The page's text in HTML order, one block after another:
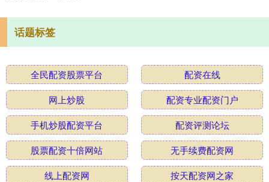
话题标签
全民配资股票平台
配资在线
网上炒股
配资专业配资门户
手机炒股配资平台
配资评测论坛
股票配资十倍网站
无手续费配资网
线上配资网
按天配资网之家